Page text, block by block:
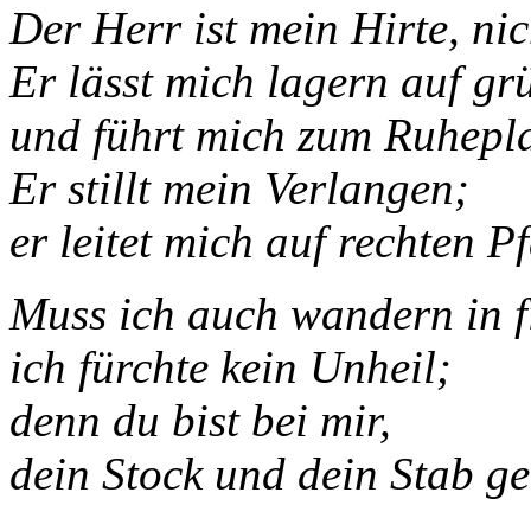
Der Herr ist mein Hirte,
Er lässt mich lagern auf
und führt mich zum
Er stillt mein Verlangen;
er leitet mich auf rechten
Muss ich auch wandern in
ich fürchte kein Unheil;
denn du bist bei mir,
dein Stock und dein Stab